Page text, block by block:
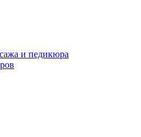
и педикюра